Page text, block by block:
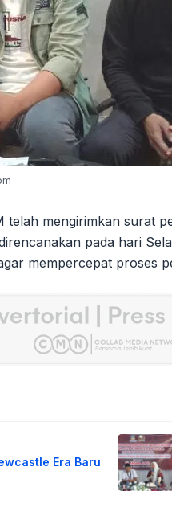
telah mengirimkan surat
pada hari
mempercepat proses
Era Baru